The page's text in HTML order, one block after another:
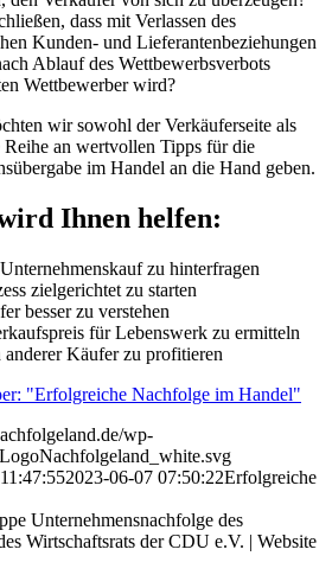
dass mit Verlassen des
Kunden- und Lieferantenbeziehungen
Ablauf des Wettbewerbsverbots
Wettbewerber wird?
wir sowohl der Verkäuferseite als
Reihe an wertvollen Tipps für die
im Handel an die Hand geben.
Ihnen helfen:
zu hinterfragen
zielgerichtet zu starten
besser zu verstehen
für Lebenswerk zu ermitteln
Käufer zu profitieren
wp-
2023-06-07 07:50:22Erfolgreiche
Unternehmensnachfolge des
Wirtschaftsrats der CDU e.V. | Website